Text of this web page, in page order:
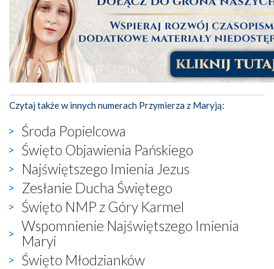
Czytaj także w innych numerach Przymierza z Maryją:
Środa Popielcowa
Święto Objawienia Pańskiego
Najświętszego Imienia Jezus
Zesłanie Ducha Świętego
Święto NMP z Góry Karmel
Wspomnienie Najświętszego Imienia
Maryi
Święto Młodzianków